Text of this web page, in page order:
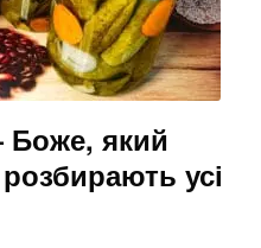
Боже, який
усі